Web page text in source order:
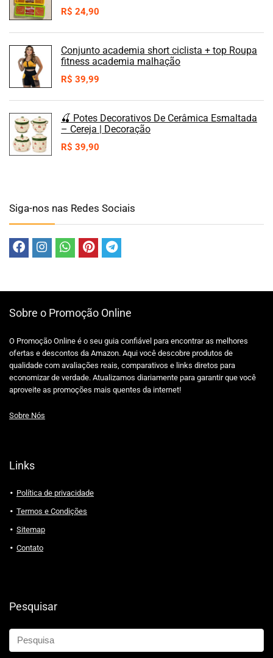
R$ 24,90
Conjunto academia short ciclista + top Roupa
fitness academia malhação
R$ 39,99
🍒 Potes Decorativos De Cerâmica Esmaltada
– Cereja | Decoração
R$ 39,90
Siga-nos nas Redes Sociais
Sobre o Promoção Online
O Promoção Online é o seu guia confiável para encontrar as melhores
ofertas e descontos da Amazon. Aqui você descobre produtos de
qualidade com avaliações reais, comparativos e links diretos para
economizar de verdade. Atualizamos diariamente para garantir que você
aproveite as promoções mais quentes da internet!
Sobre Nós
Links
Política de privacidade
Termos e Condições
Sitemap
Contato
Pesquisar